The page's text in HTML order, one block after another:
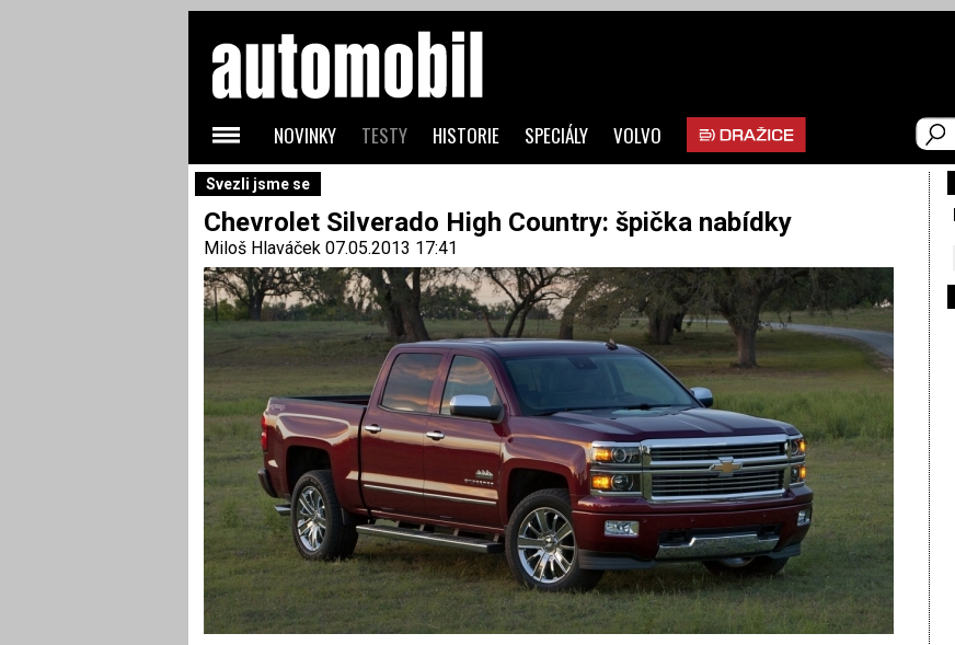
Svezli jsme se
Chevrolet Silverado High Country: špička nabídky
Miloš Hlaváček07.05.2013 17:41
NOVINKY TESTY HISTORIE SPECIÁLY VOLVO